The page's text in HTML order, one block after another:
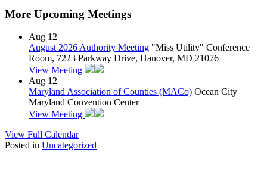
More Upcoming Meetings
Aug 12
August 2026 Authority Meeting "Miss Utility" Conference
Room, 7223 Parkway Drive, Hanover, MD 21076
View Meeting
Aug 12
Maryland Association of Counties (MACo) Ocean City
Maryland Convention Center
View Meeting
View Full Calendar
Posted in Uncategorized